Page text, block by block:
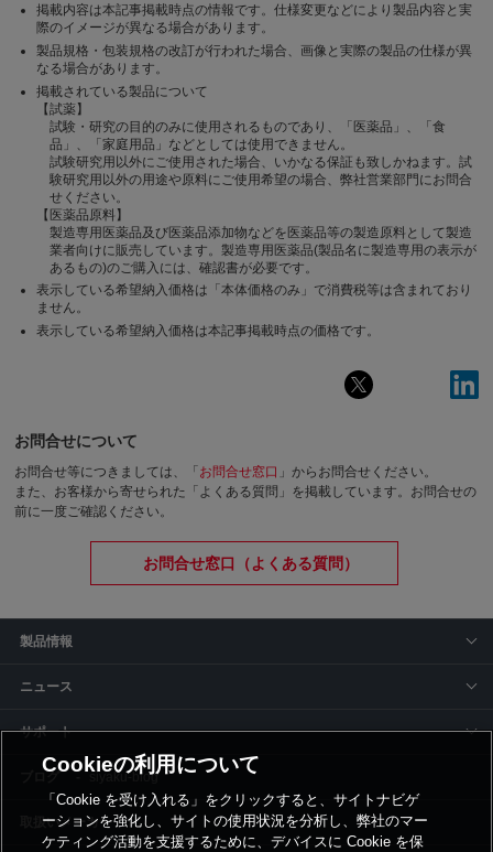
掲載内容は本記事掲載時点の情報です。仕様変更などにより製品内容と実
際のイメージが異なる場合があります。
製品規格・包装規格の改訂が行われた場合、画像と実際の製品の仕様が異
なる場合があります。
掲載されている製品について
【試薬】
試験・研究の目的のみに使用されるものであり、「医薬品」、「食
品」、「家庭用品」などとしては使用できません。
試験研究用以外にご使用された場合、いかなる保証も致しかねます。試
験研究用以外の用途や原料にご使用希望の場合、弊社営業部門にお問合
せください。
【医薬品原料】
製造専用医薬品及び医薬品添加物などを医薬品等の製造原料として製造
業者向けに販売しています。製造専用医薬品(製品名に製造専用の表示が
あるもの)のご購入には、確認書が必要です。
表示している希望納入価格は「本体価格のみ」で消費税等は含まれており
ません。
表示している希望納入価格は本記事掲載時点の価格です。
お問合せについて
お問合せ等につきましては、「 お問合せ窓口 」からお問合せください。
また、お客様から寄せられた「よくある質問」を掲載しています。お問合せの
前に一度ご確認ください。
お問合せ窓口（よくある質問）
製品情報
ニュース
サポート
siyaku-blog
取扱いメーカー
Cookieの利用について
「Cookie を受け入れる」をクリックすると、サイトナビゲ
ーションを強化し、サイトの使用状況を分析し、弊社のマー
ケティング活動を支援するために、デバイスに Cookie を保